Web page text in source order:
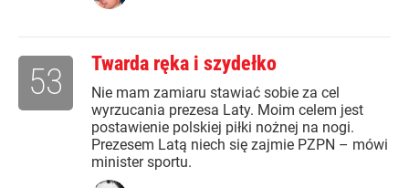
Twarda ręka i szydełko
Nie mam zamiaru stawiać sobie za cel
wyrzucania prezesa Laty. Moim celem jest
postawienie polskiej piłki nożnej na nogi.
Prezesem Latą niech się zajmie PZPN – mówi
minister sportu.
53